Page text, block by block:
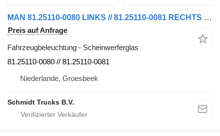
MAN 81.25110-0080 LINKS // 81.25110-0081 RECHTS SCHEINWERFERGLAS TGA TGM für LKW
Preis auf Anfrage
Fahrzeugbeleuchtung - Scheinwerferglas
81.25110-0080 // 81.25110-0081
Niederlande, Groesbeek
Schmidt Trucks B.V.